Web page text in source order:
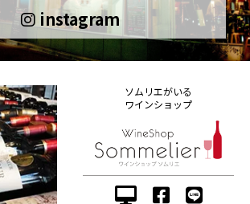
instagram
ソムリエがいる
ワインショップ